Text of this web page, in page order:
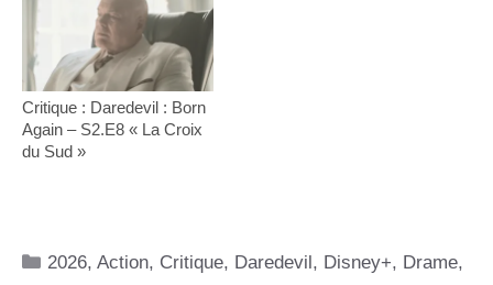
Critique : Daredevil : Born
Again – S2.E8 « La Croix
du Sud »
Catégories
2026,Action, Critique, Daredevil , Disney+, Drame,